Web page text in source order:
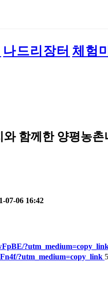
나드리장터 체험
함께한 양평농
07-06 16:42
?utm_medium=copy_link